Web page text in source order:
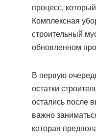
процесс,
Комплексная
строительный
обновленном
В первую
остатки
остались после
важно
которая